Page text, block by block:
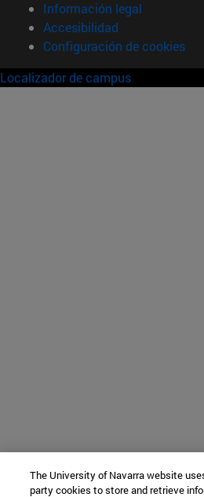
Información legal
Accesibilidad
Configuración de cookies
Localizador de campus
The University of Navarra website
party cookies to store and retrieve